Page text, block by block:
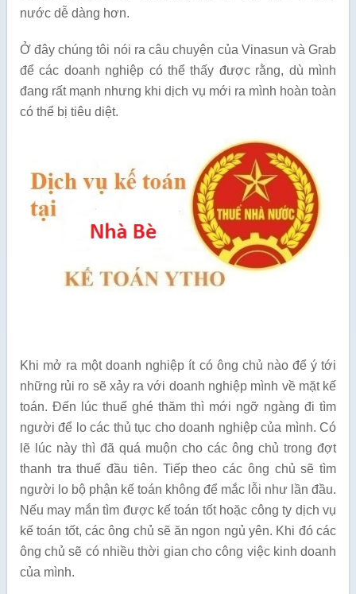
nước dễ dàng hơn.
Ở đây chúng tôi nói ra câu chuyện của Vinasun và Grab
để các doanh nghiệp có thể thấy được rằng, dù mình
đang rất mạnh nhưng khi dịch vụ mới ra mình hoàn toàn
có thể bị tiêu diệt.
Khi mở ra một doanh nghiệp ít có ông chủ nào để ý tới
những rủi ro sẽ xảy ra với doanh nghiệp mình về mặt kế
toán. Đến lúc thuế ghé thăm thì mới ngỡ ngàng đi tìm
người để lo các thủ tục cho doanh nghiệp của mình. Có
lẽ lúc này thì đã quá muộn cho các ông chủ trong đợt
thanh tra thuế đầu tiên. Tiếp theo các ông chủ sẽ tìm
người lo bộ phận kế toán không để mắc lỗi như lần đầu.
Nếu may mắn tìm được kế toán tốt hoặc công ty dịch vụ
kế toán tốt, các ông chủ sẽ ăn ngon ngủ yên. Khi đó các
ông chủ sẽ có nhiều thời gian cho công việc kinh doanh
của mình.